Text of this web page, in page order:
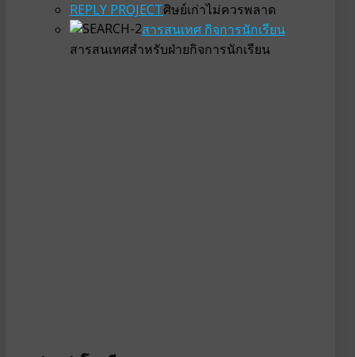
REPLY PROJECTศิษย์เก่าไม่ควรพลาด
สารสนเทศ กิจการนักเรียน
สารสนเทศสำหรับฝ่ายกิจการนักเรียน